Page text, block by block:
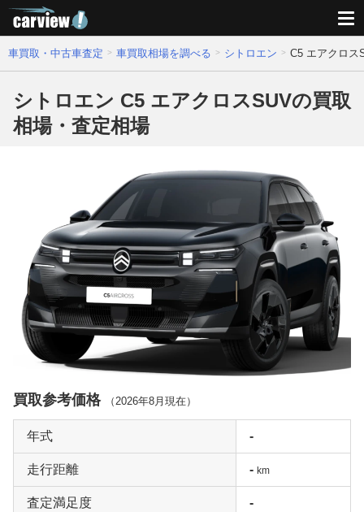
車買取・中古車査定 車買取相場を調べる シトロエン C5 エアクロス
シトロエン C5 エアクロスSUVの買取
相場・査定相場
買取参考価格 （ 2026年8月 現在）
年式 -
走行距離 - km
査定満足度 -